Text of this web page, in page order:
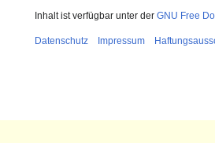
Inhalt ist verfügbar unter der GNU Free
Datenschutz Impressum